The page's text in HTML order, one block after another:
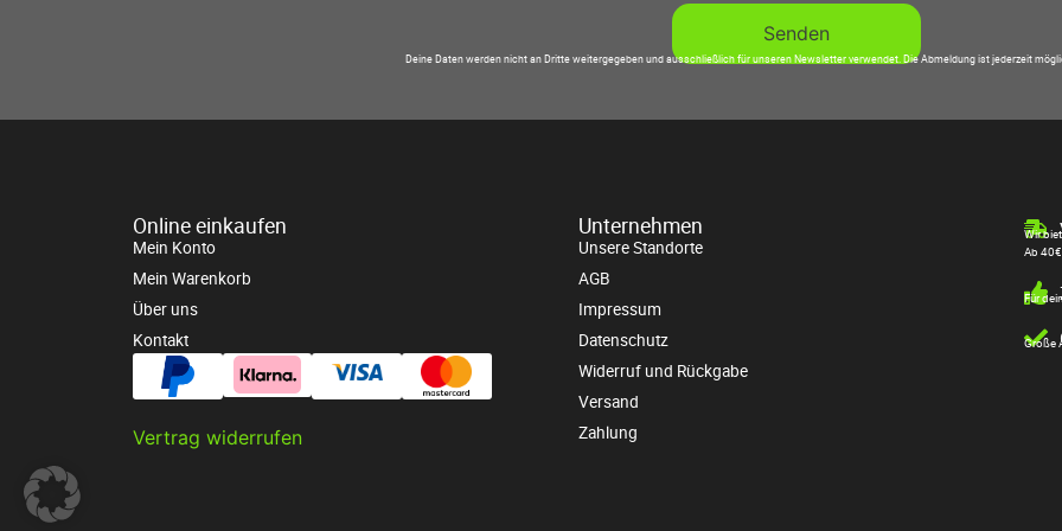
Deine Daten werden nicht an Dritte weitergegeben und ausschließlich für unseren Newsletter verwendet. Die Abmeldung ist jederzeit
Online einkaufen
Mein Konto
Mein Warenkorb
Über uns
Kontakt
Vertrag widerrufen
Unternehmen
Unsere Standorte
AGB
Impressum
Datenschutz
Widerruf und Rückgabe
Versand
Zahlung
Wir
Ab
Für
Große